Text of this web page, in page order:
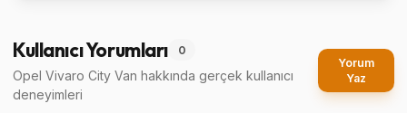
Kullanıcı Yorumları 0
Opel Vivaro City Van hakkında gerçek kullanıcı
deneyimleri
Yorum
Yaz